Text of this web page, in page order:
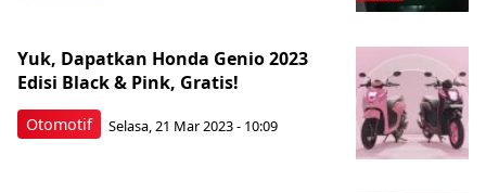
Otomotif
Yuk, Dapatkan Honda Genio 2023
Edisi Black & Pink, Gratis!
Selasa, 21 Mar 2023 - 10:09